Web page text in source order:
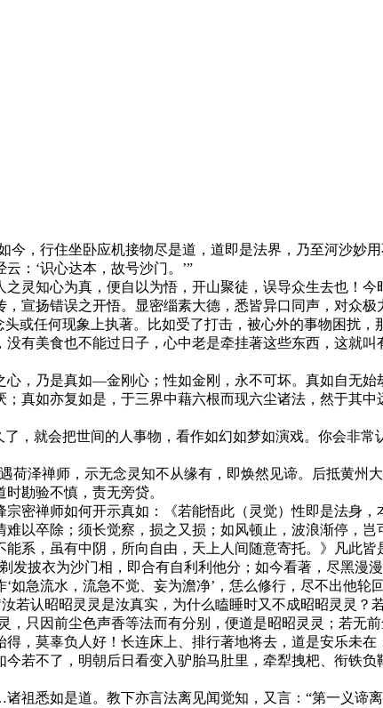
，行住坐卧应机接物尽是道，道即是法界，乃至河沙妙
：‘识心达本，故号沙门。’”
知心为真，便自以为悟，开山聚徒，误导众生去也！今
宣扬错误之开悟。显密缁素大德，悉皆异口同声，对众极
任何现象上执著。比如受了打击，被心外的事物困扰，
美食也不能过日子，心中老是牵挂著这些东西，这就叫
乃是真如—金刚心；性如金刚，永不可坏。真如自无始
真如亦复如是，于三界中藉六根而现六尘诸法，然于其
就会把世间的人事物，看作如幻如梦如演戏。你会非常
禅师，示无念灵知不从缘有，即焕然见谛。后抵黄州大
勘验不慎，责无旁贷。
禅师如何开示真如：《若能悟此（灵觉）性即是法身，
以卒除；须长觉察，损之又损；如风顿止，波浪渐停，
系，虽有中阴，所向自由，天上人间随意寄托。》凡此皆
衣为沙门相，即合有自利利他分；如今看著，尽黑漫
急流水，流急不觉、妄为澹净’，恁么修行，尽不出他轮
若认昭昭灵灵是汝真实，为什么瞌睡时又不成昭昭灵灵？
只因前尘色声香等法而有分别，便道是昭昭灵灵；若无
莫辜负人好！长连床上、排行著地将去，道是安乐未
若不了，明朝后日看变入驴胎马肚里，牵犁拽杷、衔铁
悉如是道。教下亦言法离见闻觉知，又言：“第一义谛离